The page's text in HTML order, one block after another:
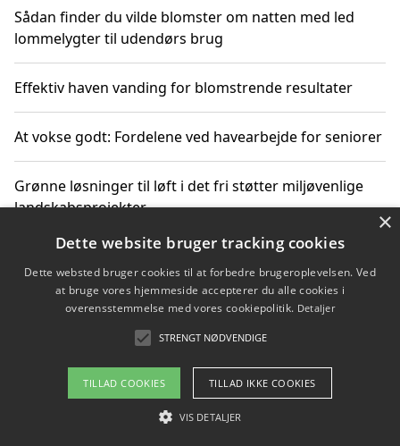
Sådan finder du vilde blomster om natten med led
lommelygter til udendørs brug
Effektiv haven vanding for blomstrende resultater
At vokse godt: Fordelene ved havearbejde for seniorer
Grønne løsninger til løft i det fri støtter miljøvenlige
landskabsprojekter
Gør haven til et frirum for familien og naturen
Copyright 2026 - Pilanto Aps
Om / kontakt
Blog Betingelser
×
Dette website bruger tracking cookies
Dette websted bruger cookies til at forbedre brugeroplevelsen. Ved
at bruge vores hjemmeside accepterer du alle cookies i
overensstemmelse med vores cookiepolitik. Detaljer
STRENGT NØDVENDIGE
TILLAD COOKIES TILLAD IKKE COOKIES
VIS DETALJER